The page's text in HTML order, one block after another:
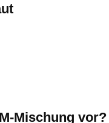
Mischung vor?